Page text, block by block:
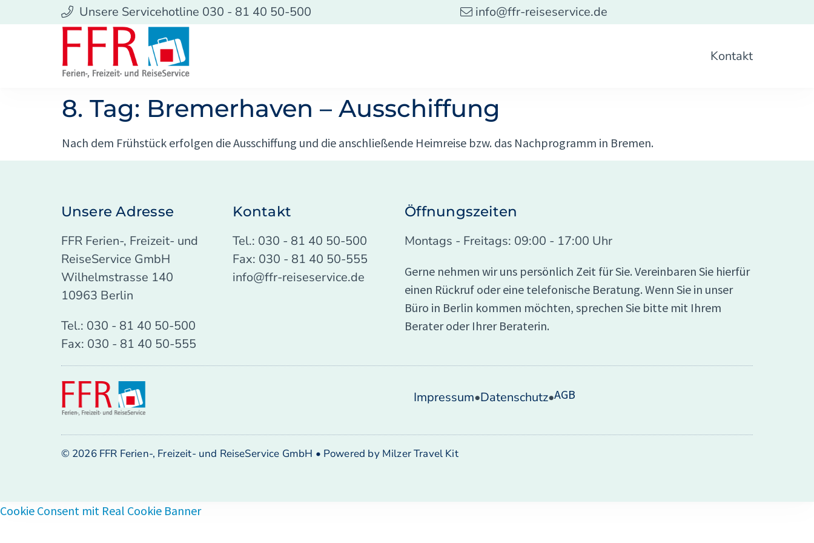
Unsere Servicehotline 030 - 81 40 50-500 info@ffr-reiseservice.de
Kontakt
8. Tag: Bremerhaven – Ausschiffung
Nach dem Frühstück erfolgen die Ausschiffung und die anschließende Heimreise bzw. das Nachprogramm in Bremen.
Unsere Adresse
FFR Ferien-, Freizeit- und
ReiseService GmbH
Wilhelmstrasse 140
10963 Berlin
Tel.: 030 - 81 40 50-500
Fax: 030 - 81 40 50-555
Kontakt
Tel.: 030 - 81 40 50-500
Fax: 030 - 81 40 50-555
info@ffr-reiseservice.de
Öffnungszeiten
Montags - Freitags: 09:00 - 17:00 Uhr
Gerne nehmen wir uns persönlich Zeit für Sie. Vereinbaren Sie hierfür
einen Rückruf oder eine telefonische Beratung. Wenn Sie in unser
Büro in Berlin kommen möchten, sprechen Sie bitte mit Ihrem
Berater oder Ihrer Beraterin.
Impressum•Datenschutz•AGB
© 2026 FFR Ferien-, Freizeit- und ReiseService GmbH • Powered by Milzer Travel Kit
Cookie Consent mit Real Cookie Banner